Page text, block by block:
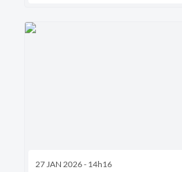
27 JAN 2026 - 14h16